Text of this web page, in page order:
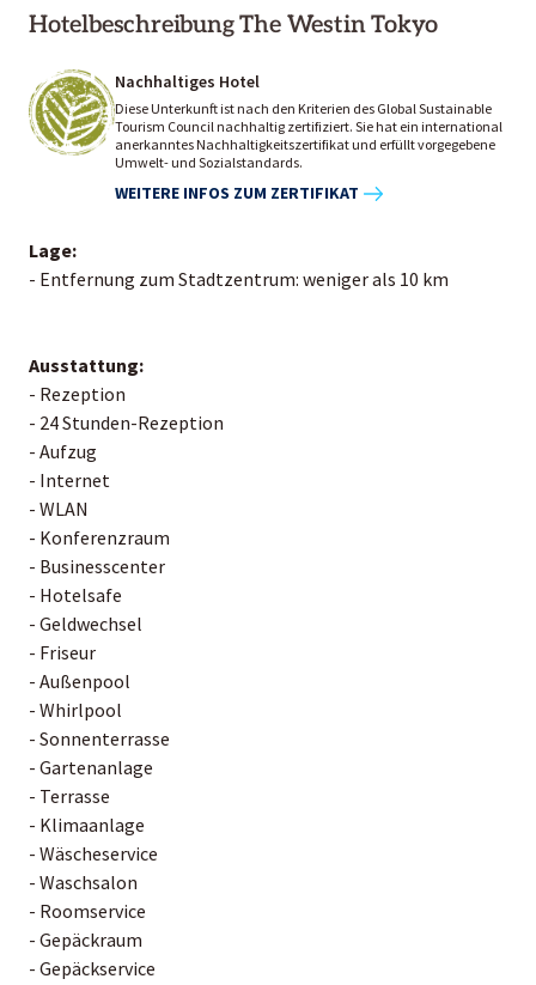
Hotelbeschreibung The Westin Tokyo
Nachhaltiges Hotel
Diese Unterkunft ist nach den Kriterien des Global Sustainable
Tourism Council nachhaltig zertifiziert. Sie hat ein international
anerkanntes Nachhaltigkeitszertifikat und erfüllt vorgegebene
Umwelt- und Sozialstandards.
WEITERE INFOS ZUM ZERTIFIKAT
Lage:
- Entfernung zum Stadtzentrum: weniger als 10 km
Ausstattung:
- Rezeption
- 24 Stunden-Rezeption
- Aufzug
- Internet
- WLAN
- Konferenzraum
- Businesscenter
- Hotelsafe
- Geldwechsel
- Friseur
- Außenpool
- Whirlpool
- Sonnenterrasse
- Gartenanlage
- Terrasse
- Klimaanlage
- Wäscheservice
- Waschsalon
- Roomservice
- Gepäckraum
- Gepäckservice